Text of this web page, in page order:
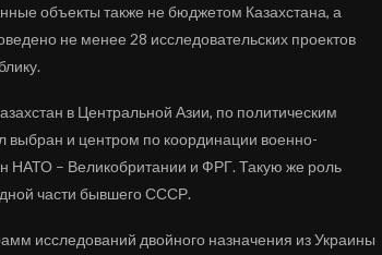
объекты также не бюджетом Казахстана, а
не менее 28 исследовательских проектов
в Центральной Азии, по политическим
выбран и центром по координации военно-
НАТО – Великобритании и ФРГ. Такую же роль
части бывшего СССР.
исследований двойного назначения из Украины